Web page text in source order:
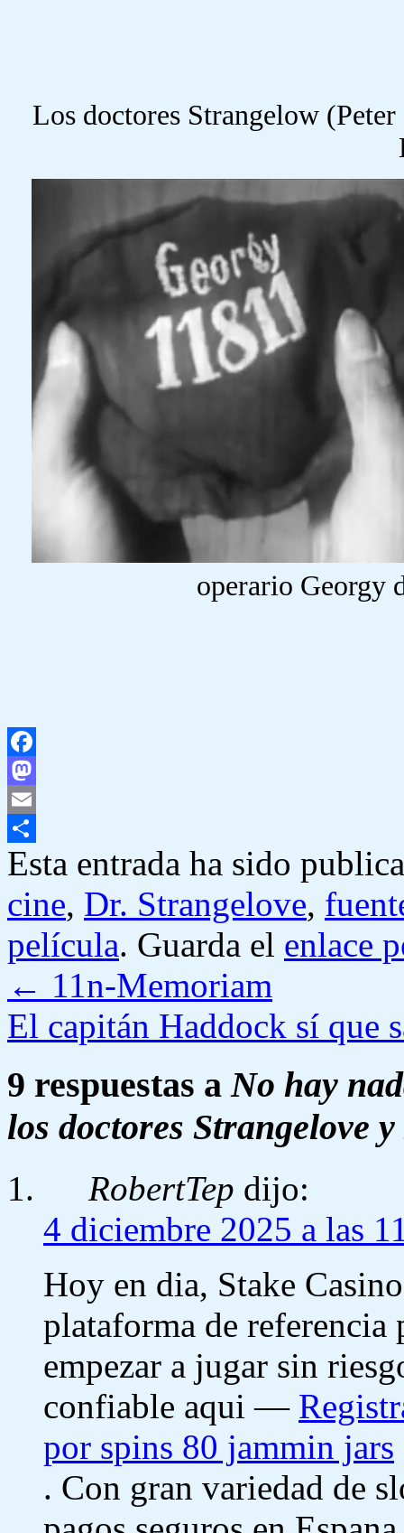
Los doctores Strangelow
operario Georgy
Facebook
Mastodon
Email
Compartir
Esta entrada ha sido
cine, Dr. Strangelove,
película. Guarda el enlace
← 11n-Memoriam
El capitán Haddock sí que
9 respuestas a No hay
los doctores Strangelove
RobertTep dijo:
4 diciembre 2025 a las
Hoy en dia, Stake
plataforma de referencia
empezar a jugar sin
confiable aqui —
por spins 80 jammin jars
. Con gran variedad de